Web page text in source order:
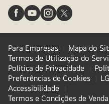
Para Empresas
Mapa do
Termos de Utilização do
Política de Privacidade
Preferências de Cookies
Accessibilidade
Termos e Condições de